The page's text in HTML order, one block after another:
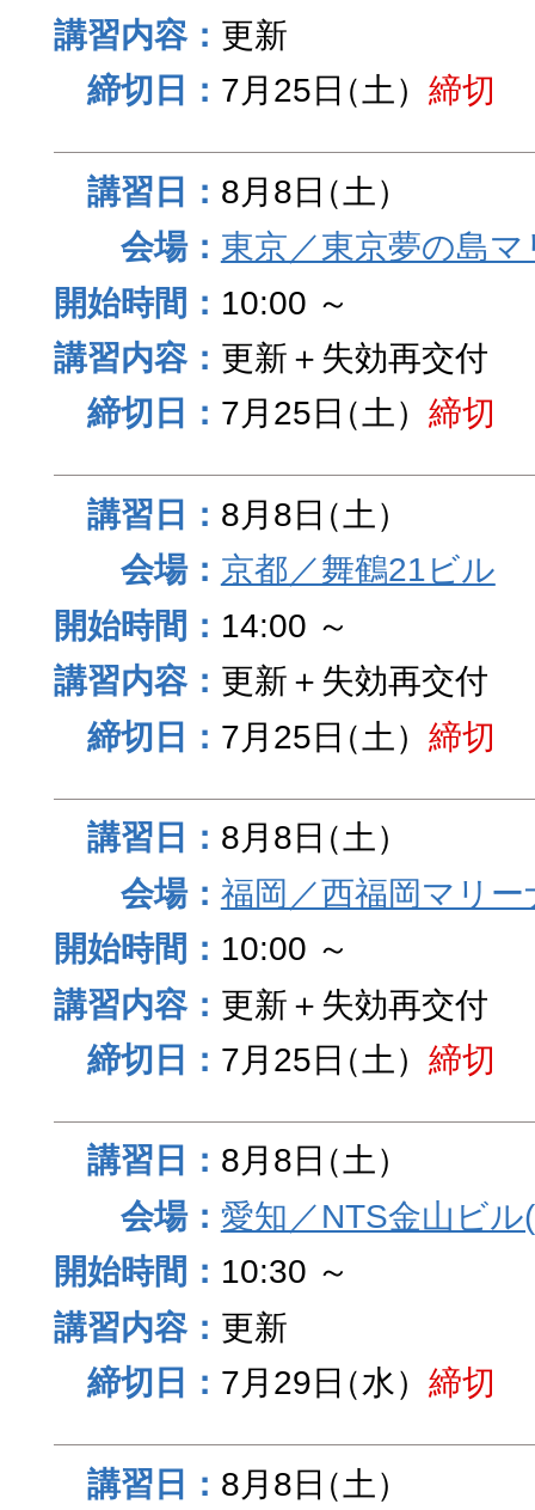
更新
7月25日（土） 締切
8月8日（土）
東京／東京夢の島マ
10:00 ～
更新＋失効再交付
7月25日（土） 締切
8月8日（土）
京都／舞鶴21ビル
14:00 ～
更新＋失効再交付
7月25日（土） 締切
8月8日（土）
福岡／西福岡マリ
10:00 ～
更新＋失効再交付
7月25日（土） 締切
8月8日（土）
愛知／NTS金山ビ
10:30 ～
更新
7月29日（水） 締切
8月8日（土）